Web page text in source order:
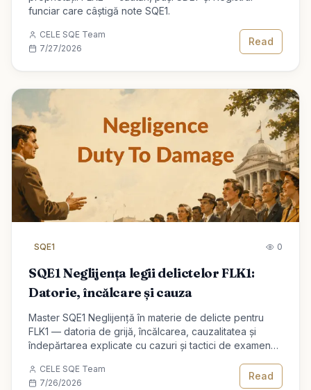
funciar care câștigă note SQE1.
CELE SQE Team
7/27/2026
Read
SQE1 0
SQE1 Neglijența legii delictelor FLK1:
Datorie, încălcare și cauza
Master SQE1 Neglijență în materie de delicte pentru
FLK1 — datoria de grijă, încălcarea, cauzalitatea și
îndepărtarea explicate cu cazuri și tactici de examen
CELE SQE Team
7/26/2026
Read